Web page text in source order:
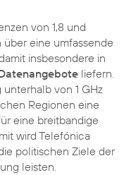
von 1,8 und
eine umfassende
insbesondere in
liefern.
von 1 GHz
Regionen eine
eine breitbandige
wird Telefónica
politischen Ziele der
leisten.